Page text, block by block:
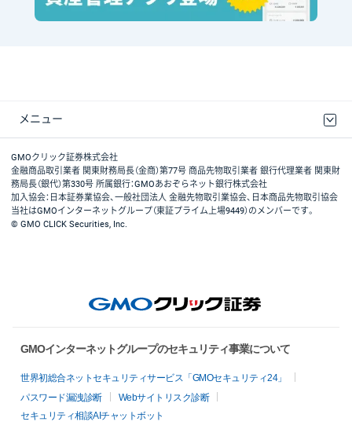
メニュー
取引規程・約款
最良執行方針
ディスクレイマー
リスク説明
GMOクリック証券ホームページ
GMOクリック証券株式会社
金融商品取引業者 関東財務局長（金商）第77号 商品先物取引業者 銀行代理業者 関東財
務局長（銀代）第330号 所属銀行：GMOあおぞらネット銀行株式会社
加入協会：日本証券業協会、一般社団法人 金融先物取引業協会、日本商品先物取引協会
当社はGMOインターネットグループ（東証プライム上場9449）のメンバーです。
© GMO CLICK Securities, Inc.
GMOインターネットグループのセキュリティ事業について
世界初総合ネットセキュリティサービス「GMOセキュリティ24」
パスワード漏洩診断
Webサイトリスク診断
セキュリティ相談AIチャットボット